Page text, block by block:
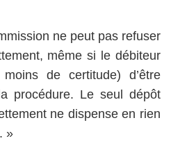
ne peut pas refuser
même si le débiteur
de certitude) d’être
procédure. Le seul dépôt
ne dispense en rien
»